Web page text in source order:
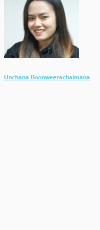
Unchana Boonweerachaimana